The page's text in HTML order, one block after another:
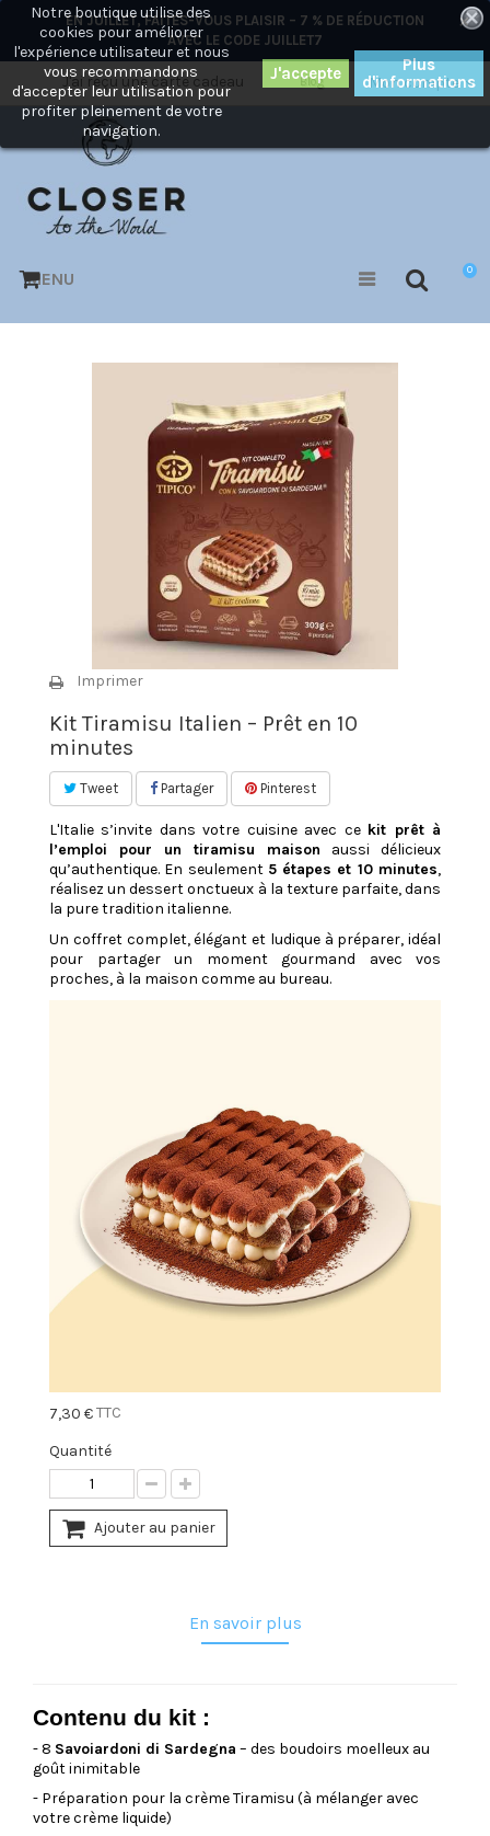
EN JUILLET, FAITES-VOUS PLAISIR – 7 % DE RÉDUCTION
AVEC LE CODE JUILLET7
×
Mon compte
Blog
J'ai reçu une carte cadeau
0
MENU
Notre boutique utilise des
cookies pour améliorer
l'expérience utilisateur et nous
vous recommandons
d'accepter leur utilisation pour
profiter pleinement de votre
navigation.
Plus
d'informations
Imprimer
Kit Tiramisu Italien – Prêt en 10
minutes
Tweet Partager Pinterest
L'Italie s’invite dans votre cuisine avec ce kit prêt à
l’emploi pour un tiramisu maison aussi délicieux
qu’authentique. En seulement 5 étapes et 10 minutes,
réalisez un dessert onctueux à la texture parfaite, dans
la pure tradition italienne.
Un coffret complet, élégant et ludique à préparer, idéal
pour partager un moment gourmand avec vos
proches, à la maison comme au bureau.
7,30 €TTC
Quantité
Ajouter au panier
En savoir plus
Contenu du kit :
- 8 Savoiardoni di Sardegna – des boudoirs moelleux au
goût inimitable
- Préparation pour la crème Tiramisu (à mélanger avec
votre crème liquide)